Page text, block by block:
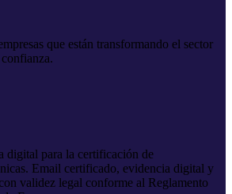
que están transformando el sector
digital para la certificación de
Email certificado, evidencia digital y
validez legal conforme al Reglamento